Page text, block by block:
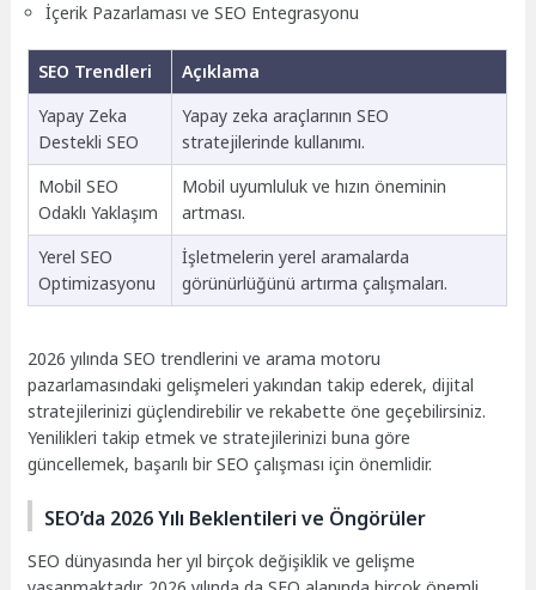
İçerik Pazarlaması ve SEO Entegrasyonu
SEO Trendleri
Açıklama
Yapay Zeka
Destekli SEO
Yapay zeka araçlarının SEO
stratejilerinde kullanımı.
Mobil SEO
Odaklı Yaklaşım
Mobil uyumluluk ve hızın öneminin
artması.
Yerel SEO
Optimizasyonu
İşletmelerin yerel aramalarda
görünürlüğünü artırma çalışmaları.
2026 yılında SEO trendlerini ve arama motoru
pazarlamasındaki gelişmeleri yakından takip ederek, dijital
stratejilerinizi güçlendirebilir ve rekabette öne geçebilirsiniz.
Yenilikleri takip etmek ve stratejilerinizi buna göre
güncellemek, başarılı bir SEO çalışması için önemlidir.
SEO’da 2026 Yılı Beklentileri ve Öngörüler
SEO dünyasında her yıl birçok değişiklik ve gelişme